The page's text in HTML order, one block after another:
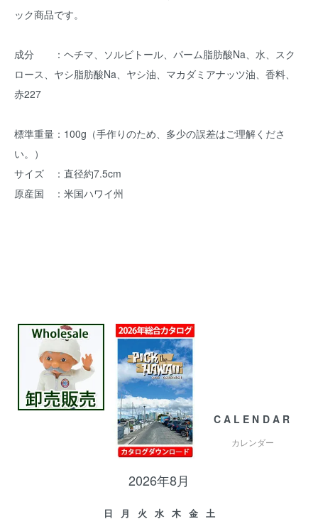
ック商品です。
成分 ：ヘチマ、ソルビトール、パーム脂肪酸Na、水、スク
ロース、ヤシ脂肪酸Na、ヤシ油、マカダミアナッツ油、香料、
赤227
標準重量：100g（手作りのため、多少の誤差はご理解くださ
い。）
サイズ ：直径約7.5cm
原産国 ：米国ハワイ州
CALENDAR
カレンダー
2026年8月
日 月 火 水 木 金
土